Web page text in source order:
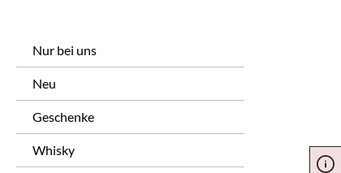
Nur bei uns
Neu
Geschenke
Whisky